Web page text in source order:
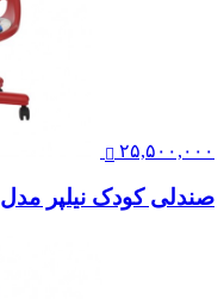
۲۵,۵۰۰,۰۰۰
صندلی کودک نیلپر مدل KCR 518C